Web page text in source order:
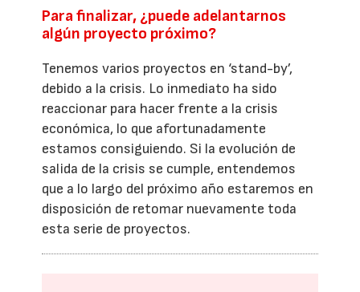
Para finalizar, ¿puede adelantarnos
algún proyecto próximo?
Tenemos varios proyectos en ‘stand-by’,
debido a la crisis. Lo inmediato ha sido
reaccionar para hacer frente a la crisis
económica, lo que afortunadamente
estamos consiguiendo. Si la evolución de
salida de la crisis se cumple, entendemos
que a lo largo del próximo año estaremos en
disposición de retomar nuevamente toda
esta serie de proyectos.